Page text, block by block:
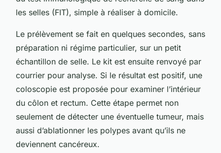
les selles (FIT), simple à réaliser à domicile.
Le prélèvement se fait en quelques secondes, sans
préparation ni régime particulier, sur un petit
échantillon de selle. Le kit est ensuite renvoyé par
courrier pour analyse. Si le résultat est positif, une
coloscopie est proposée pour examiner l’intérieur
du côlon et rectum. Cette étape permet non
seulement de détecter une éventuelle tumeur, mais
aussi d’ablationner les polypes avant qu’ils ne
deviennent cancéreux.